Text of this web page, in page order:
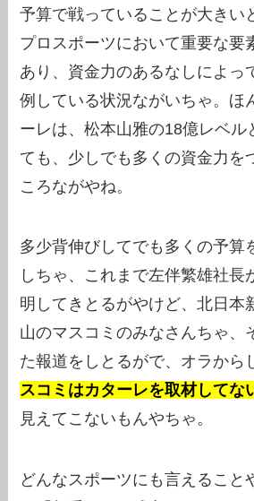
予算で戦っていることが大きい
プロスポーツにおいて重要な要
あり、資金力のあるなしによっ
例している状況ながいちゃ。ほ
ーレは、松本山雅の18億レベル
ても、少しでも多くの資金力を
ころながやね。
多少背伸びしてでも多くの予算
しちゃ、これまで左伴繁雄社長
明してきとるがやけど、北日本
山のマスコミのみなさんちゃ、
た報道をしとるがで、オラから
スコミはカターレを取材してな
見えてこないもんやちゃ。
どんなスポーツにも言えること